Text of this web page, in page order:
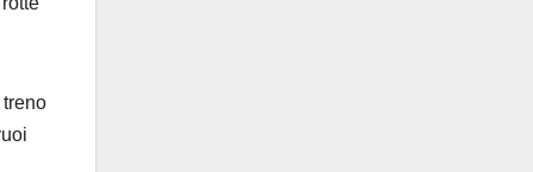
treno